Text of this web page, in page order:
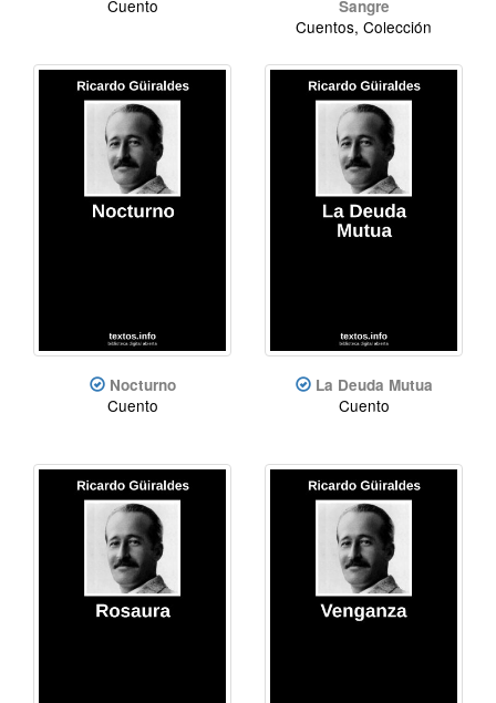
Cuento Sangre
Cuentos, Colección
Nocturno
Cuento
La Deuda Mutua
Cuento